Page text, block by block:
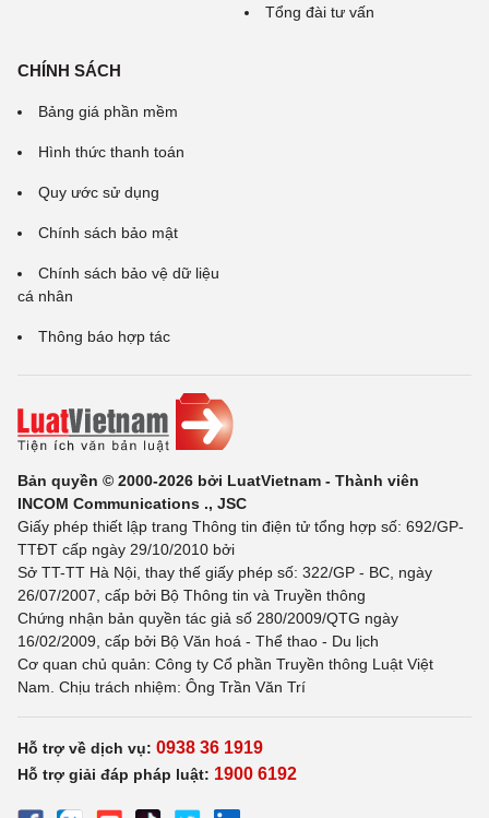
Tổng đài tư vấn
CHÍNH SÁCH
Bảng giá phần mềm
Hình thức thanh toán
Quy ước sử dụng
Chính sách bảo mật
Chính sách bảo vệ dữ liệu
cá nhân
Thông báo hợp tác
Bản quyền © 2000-2026 bởi LuatVietnam - Thành viên
INCOM Communications ., JSC
Giấy phép thiết lập trang Thông tin điện tử tổng hợp số: 692/GP-
TTĐT cấp ngày 29/10/2010 bởi
Sở TT-TT Hà Nội, thay thế giấy phép số: 322/GP - BC, ngày
26/07/2007, cấp bởi Bộ Thông tin và Truyền thông
Chứng nhận bản quyền tác giả số 280/2009/QTG ngày
16/02/2009, cấp bởi Bộ Văn hoá - Thể thao - Du lịch
Cơ quan chủ quản: Công ty Cổ phần Truyền thông Luật Việt
Nam. Chịu trách nhiệm: Ông Trần Văn Trí
Hỗ trợ về dịch vụ: 0938 36 1919
Hỗ trợ giải đáp pháp luật: 1900 6192